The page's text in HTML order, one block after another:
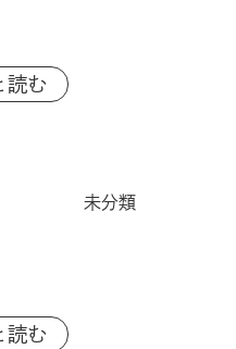
読む
未分類
読む